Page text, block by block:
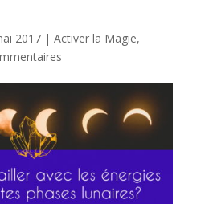
2017| Activer la Magie,